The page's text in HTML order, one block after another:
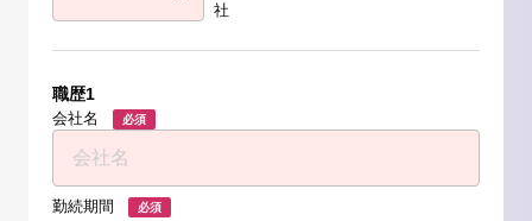
社
職歴1
会社名 必須
勤続期間 必須